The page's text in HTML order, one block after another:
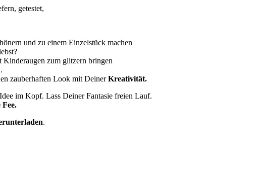
getestet,
und zu einem Einzelstück machen
zum glitzern bringen
zauberhaften Look mit DeinerKreativität.
im Kopf. Lass Deiner Fantasie freien Lauf.
Fee.
.